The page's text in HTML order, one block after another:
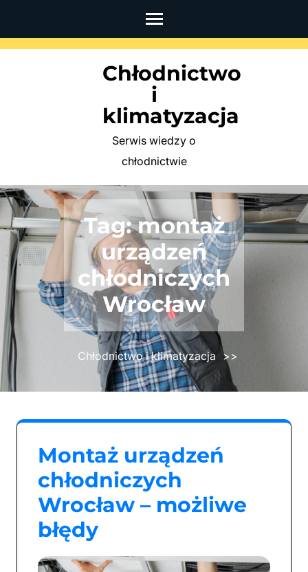
content
Chłodnictwo
i
klimatyzacja
Serwis wiedzy o
chłodnictwie
Tag:montaż
urządzeń
chłodniczych
Wrocław
Chłodnictwo i klimatyzacja >>
Montaż urządzeń
chłodniczych
Wrocław – możliwe
błędy